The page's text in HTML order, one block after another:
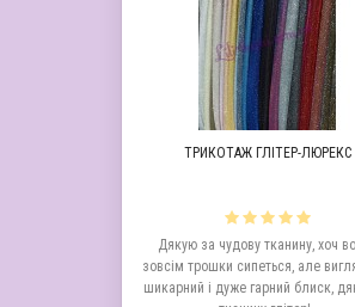
ТРИКОТАЖ ГЛІТЕР-ЛЮРЕКС
Дякую за чудову тканину, хоч
зовсім трошки сипеться, але
шикарний і дуже гарний блиск,